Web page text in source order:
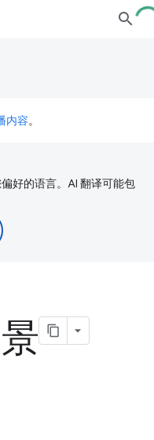
内容。
好的语言。AI 翻译可能包